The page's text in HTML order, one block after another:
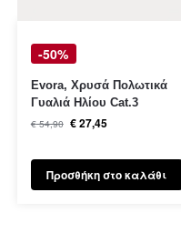
-50%
Evora, Χρυσά Πολωτικά
Γυαλιά Ηλίου Cat.3
€54,90 €27,45
Προσθήκη στο καλάθι